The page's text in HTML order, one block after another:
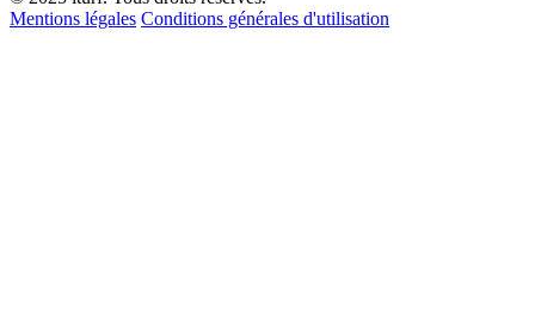
Mentions légales Conditions générales d'utilisation